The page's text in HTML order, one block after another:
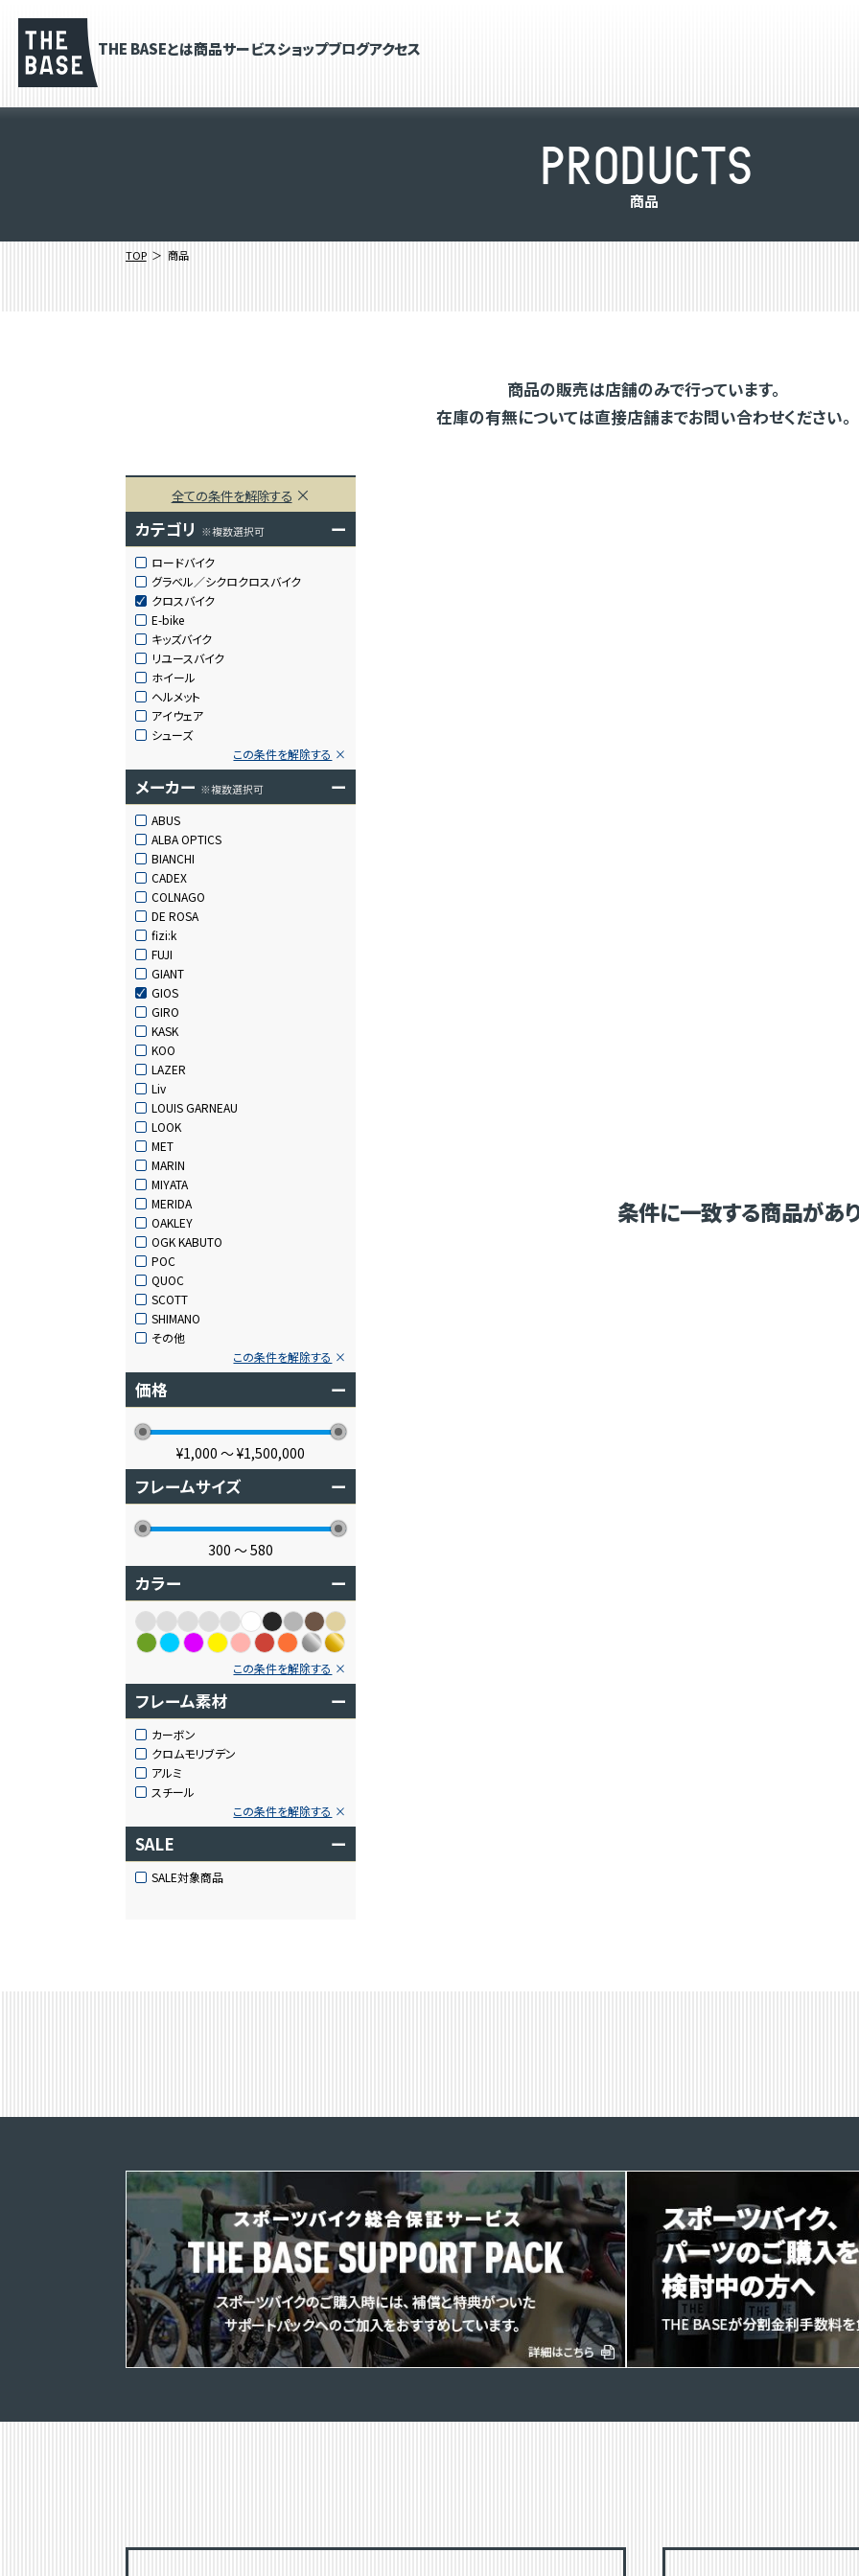
THE BASEとは商品サービスショップブログアクセス
PRODUCTS
商品
TOP 商品
商品の販売は店舗のみで行っています。
在庫の有無については直接店舗までお問い合わせください。
全ての条件を解除する
カテゴリ ※複数選択可 ー
ロードバイク
グラベル／シクロクロスバイク
クロスバイク
E-bike
キッズバイク
リユースバイク
ホイール
ヘルメット
アイウェア
シューズ
この条件を解除する
メーカー ※複数選択可 ー
ABUS
ALBA OPTICS
BIANCHI
CADEX
COLNAGO
DE ROSA
fizi:k
FUJI
GIANT
GIOS
GIRO
KASK
KOO
LAZER
Liv
LOUIS GARNEAU
LOOK
MET
MARIN
MIYATA
MERIDA
OAKLEY
OGK KABUTO
POC
QUOC
SCOTT
SHIMANO
その他
この条件を解除する
価格 ー
¥1,000 〜¥1,500,000
フレームサイズ ー
300 〜580
カラー ー
この条件を解除する
フレーム素材 ー
カーボン
クロムモリブデン
アルミ
スチール
この条件を解除する
SALE ー
SALE対象商品
条件に一致する商品があ